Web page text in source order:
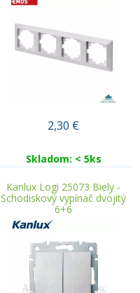
2,30 €
Skladom: < 5ks
Kanlux Logi 25073 Biely -
Schodiskový vypínač dvojitý
6+6